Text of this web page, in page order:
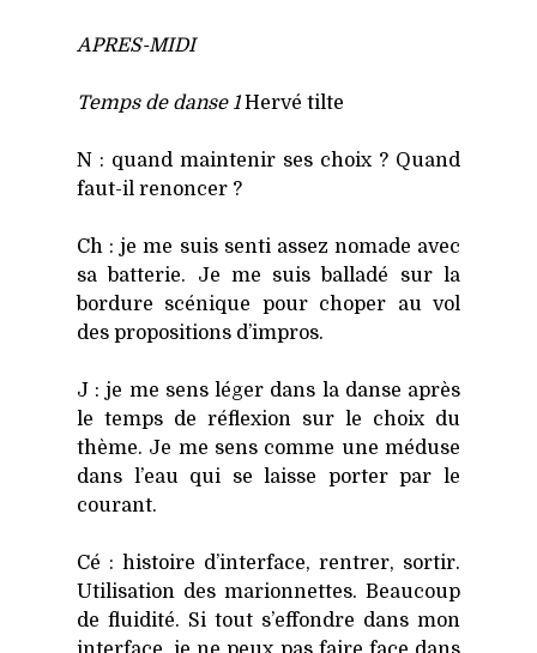
APRES-MIDI
Temps de danse 1Her­vé tilte
N : quand main­te­nir ses choix ? Quand
faut-il renon­cer ?
Ch : je me suis sen­ti assez nomade avec
sa bat­te­rie. Je me suis bal­la­dé sur la
bor­dure scé­nique pour cho­per au vol
des pro­po­si­tions d’impros.
J : je me sens léger dans la danse après
le temps de réflexion sur le choix du
thème. Je me sens comme une méduse
dans l’eau qui se laisse por­ter par le
cou­rant.
Cé : his­toire d’interface, ren­trer, sor­tir.
Uti­li­sa­tion des marion­nettes. Beau­coup
de flui­di­té. Si tout s’effondre dans mon